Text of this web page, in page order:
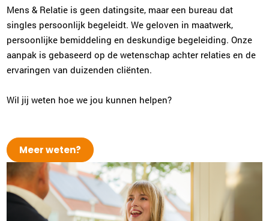
Mens & Relatie is geen datingsite, maar een bureau dat
singles persoonlijk begeleidt. We geloven in maatwerk,
persoonlijke bemiddeling en deskundige begeleiding. Onze
aanpak is gebaseerd op de wetenschap achter relaties en de
ervaringen van duizenden cliënten.
Wil jij weten hoe we jou kunnen helpen?
Meer weten?